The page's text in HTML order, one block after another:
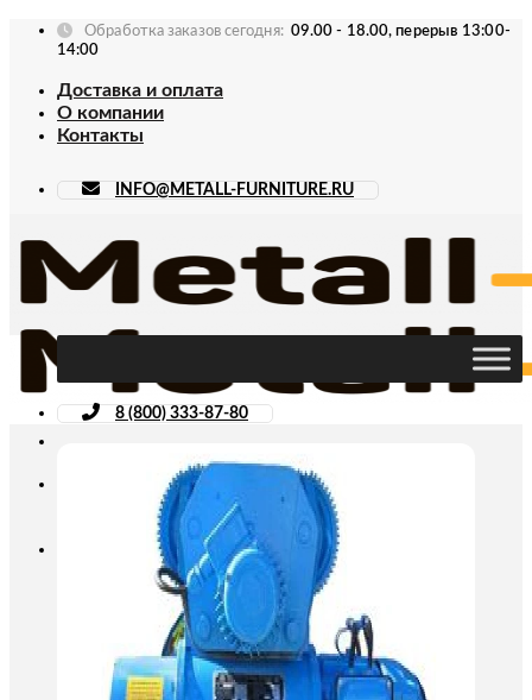
Skip
Обработка заказов сегодня: 09.00 - 18.00, перерыв 13:00-
14:00
Доставка и оплата
О компании
Контакты
INFO@METALL-FURNITURE.RU
8 (800) 333-87-80